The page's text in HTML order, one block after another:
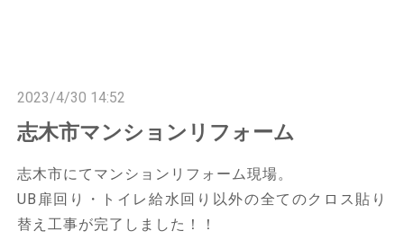
2023/4/30 14:52
志木市マンションリフォーム
志木市にてマンションリフォーム現場。
UB扉回り・トイレ給水回り以外の全てのクロス貼り
替え工事が完了しました！！